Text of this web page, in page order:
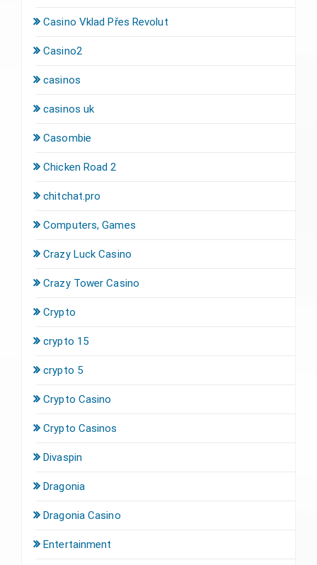
Casino Vklad Přes Revolut
Casino2
casinos
casinos uk
Casombie
Chicken Road 2
chitchat.pro
Computers, Games
Crazy Luck Casino
Crazy Tower Сasino
Crypto
crypto 15
crypto 5
Crypto Casino
Crypto Casinos
Divaspin
Dragonia
Dragonia Casino
Entertainment